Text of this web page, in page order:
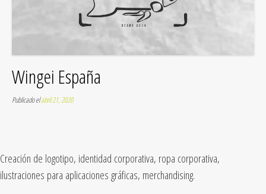
Wingei España
Publicado elabril 21, 2020
Creación de logotipo, identidad corporativa, ropa corporativa,
ilustraciones para aplicaciones gráficas, merchandising.